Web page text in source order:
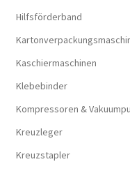
Hilfsförderband
Kaschiermaschinen
Klebebinder
Kompressoren &
Kreuzleger
Kreuzstapler